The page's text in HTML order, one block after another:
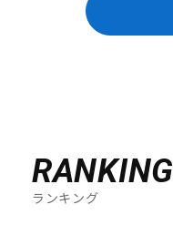
RANKING
ランキング